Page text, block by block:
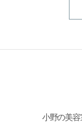
小野の美